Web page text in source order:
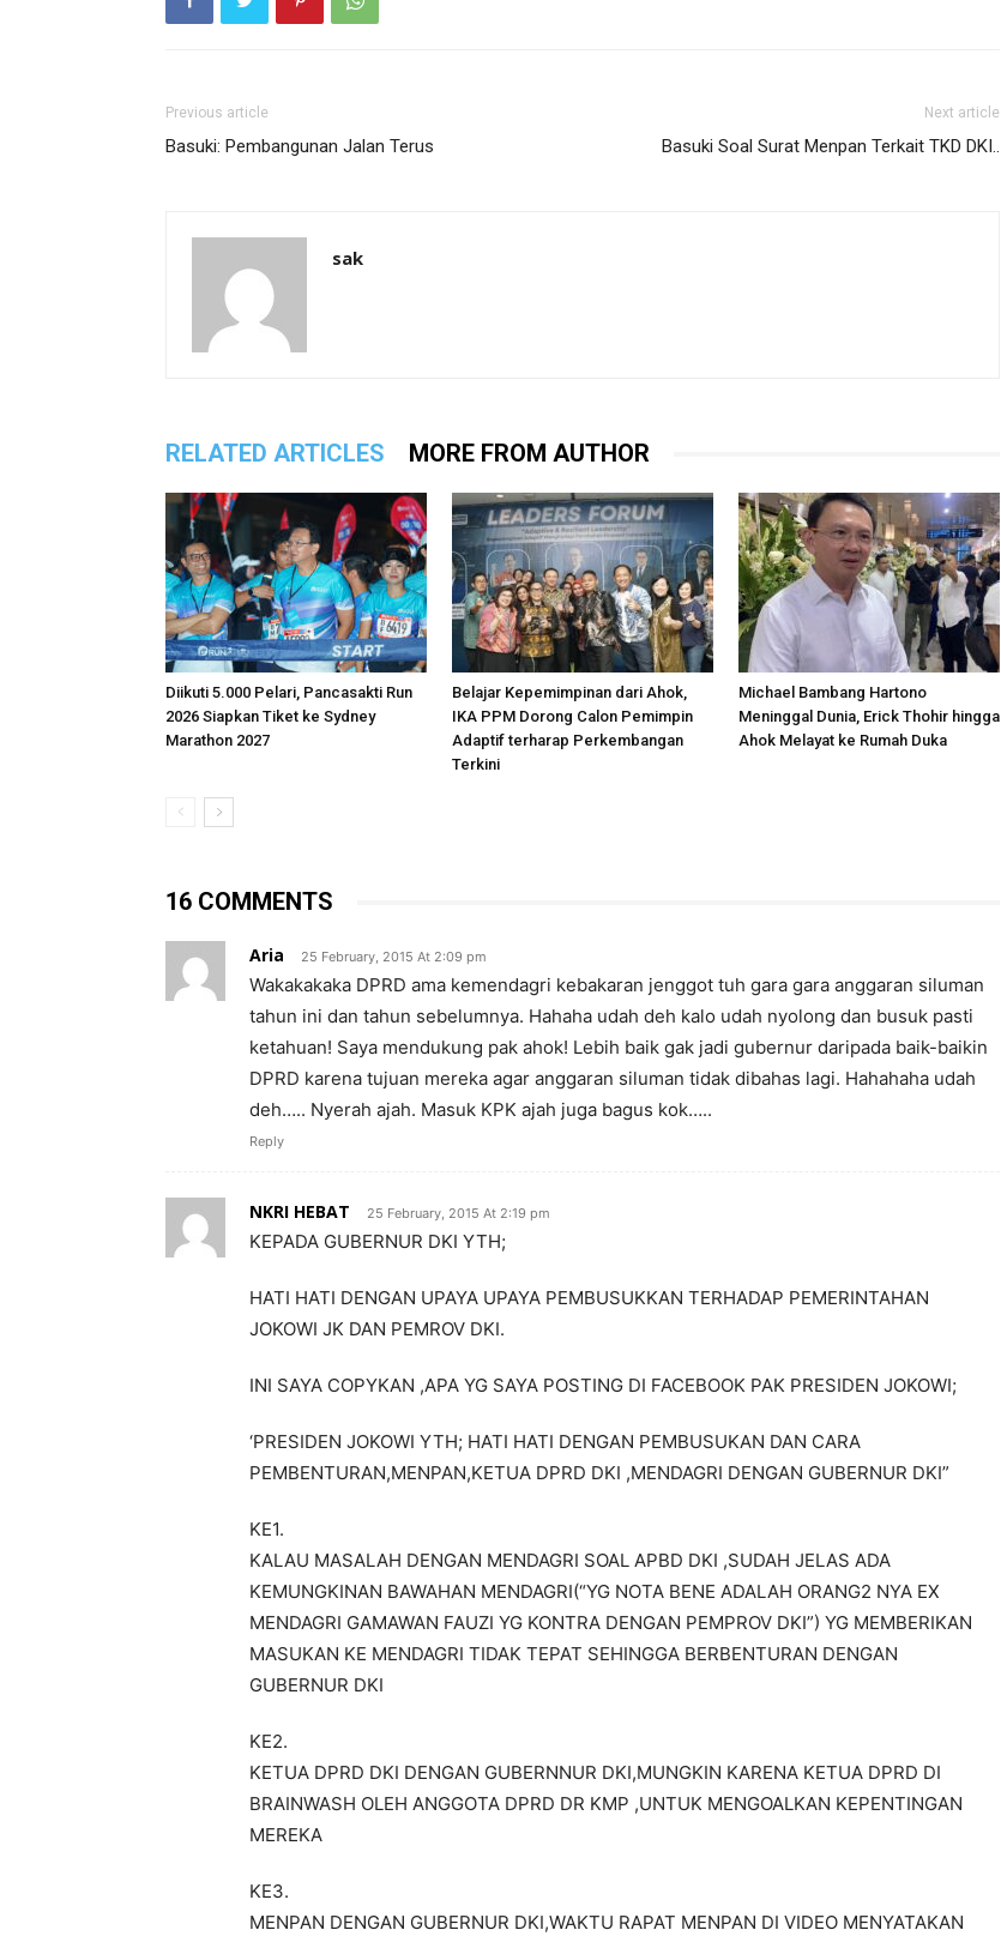
Previous article
Basuki: Pembangunan Jalan Terus
Next article
Basuki Soal Surat Menpan Terkait TKD DKI..
sak
RELATED ARTICLES MORE FROM AUTHOR
Diikuti 5.000 Pelari, Pancasakti Run
2026 Siapkan Tiket ke Sydney
Marathon 2027
Belajar Kepemimpinan dari Ahok,
IKA PPM Dorong Calon Pemimpin
Adaptif terharap Perkembangan
Terkini
Michael Bambang Hartono
Meninggal Dunia, Erick Thohir hingga
Ahok Melayat ke Rumah Duka
16 COMMENTS
Aria 25 February, 2015 At 2:09 pm
Wakakakaka DPRD ama kemendagri kebakaran jenggot tuh gara gara anggaran siluman
tahun ini dan tahun sebelumnya. Hahaha udah deh kalo udah nyolong dan busuk pasti
ketahuan! Saya mendukung pak ahok! Lebih baik gak jadi gubernur daripada baik-baikin
DPRD karena tujuan mereka agar anggaran siluman tidak dibahas lagi. Hahahaha udah
deh….. Nyerah ajah. Masuk KPK ajah juga bagus kok…..
Reply
NKRI HEBAT 25 February, 2015 At 2:19 pm
KEPADA GUBERNUR DKI YTH;
HATI HATI DENGAN UPAYA UPAYA PEMBUSUKKAN TERHADAP PEMERINTAHAN
JOKOWI JK DAN PEMROV DKI.
INI SAYA COPYKAN ,APA YG SAYA POSTING DI FACEBOOK PAK PRESIDEN JOKOWI;
‘PRESIDEN JOKOWI YTH; HATI HATI DENGAN PEMBUSUKAN DAN CARA
PEMBENTURAN,MENPAN,KETUA DPRD DKI ,MENDAGRI DENGAN GUBERNUR DKI”
KE1.
KALAU MASALAH DENGAN MENDAGRI SOAL APBD DKI ,SUDAH JELAS ADA
KEMUNGKINAN BAWAHAN MENDAGRI(“YG NOTA BENE ADALAH ORANG2 NYA EX
MENDAGRI GAMAWAN FAUZI YG KONTRA DENGAN PEMPROV DKI”) YG MEMBERIKAN
MASUKAN KE MENDAGRI TIDAK TEPAT SEHINGGA BERBENTURAN DENGAN
GUBERNUR DKI
KE2.
KETUA DPRD DKI DENGAN GUBERNNUR DKI,MUNGKIN KARENA KETUA DPRD DI
BRAINWASH OLEH ANGGOTA DPRD DR KMP ,UNTUK MENGOALKAN KEPENTINGAN
MEREKA
KE3.
MENPAN DENGAN GUBERNUR DKI,WAKTU RAPAT MENPAN DI VIDEO MENYATAKAN